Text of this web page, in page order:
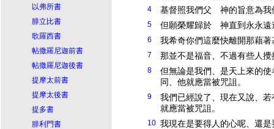
以弗所書
腓立比書
歌羅西書
帖撒羅尼迦前書
帖撒羅尼迦後書
提摩太前書
提摩太後書
提多書
腓利門書
4 基督照我們父 神的旨意為我
5 但願榮耀歸於 神直到永永遠
6 我希奇你們這麼快離開那藉著
7 那並不是福音、不過有些人
8
但無論是我們、是天上來的
同、他就應當被咒詛。
9
我們已經說了、現在又說、
就應當被咒詛。
10 我現在是要得人的心呢、還